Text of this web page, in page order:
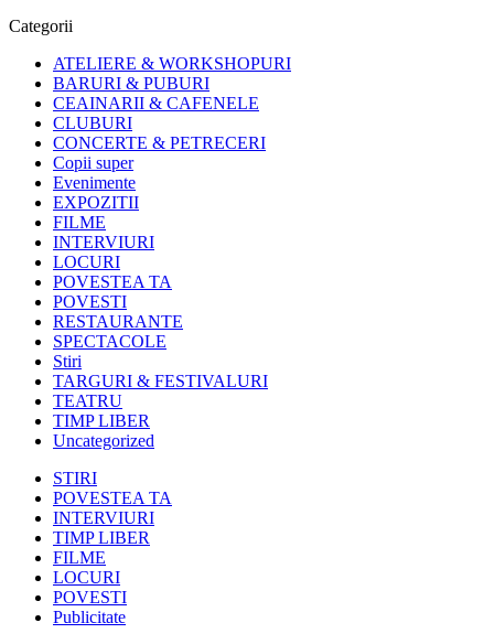
Categorii
ATELIERE & WORKSHOPURI
BARURI & PUBURI
CEAINARII & CAFENELE
CLUBURI
CONCERTE & PETRECERI
Copii super
Evenimente
EXPOZITII
FILME
INTERVIURI
LOCURI
POVESTEA TA
POVESTI
RESTAURANTE
SPECTACOLE
Stiri
TARGURI & FESTIVALURI
TEATRU
TIMP LIBER
Uncategorized
STIRI
POVESTEA TA
INTERVIURI
TIMP LIBER
FILME
LOCURI
POVESTI
Publicitate